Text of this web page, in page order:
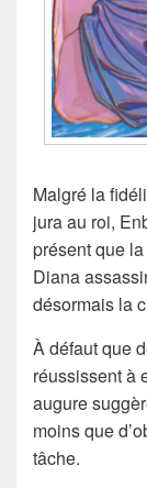
Malgré la
jura au roi,
présent que
Diana
désormais la
À défaut que
réussissent à
augure
moins que
tâche.